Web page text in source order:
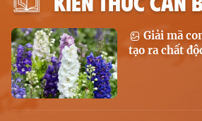
Giải mã
tạo ra chất